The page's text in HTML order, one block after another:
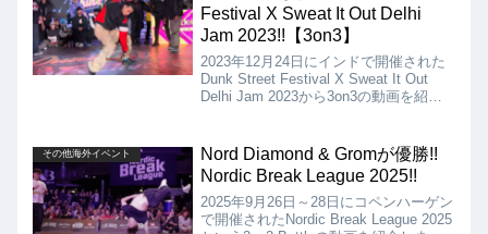
ました!!
Festival X Sweat It Out Delhi
Jam 2023!!【3on3】
2023年12月24日にインドで開催された
Dunk Street Festival X Sweat It Out
Delhi Jam 2023から3on3の動画を紹介
りました!!
その他海外イベント
Nord Diamond & Gromが優勝!!
Nordic Break League 2025!!
2025年9月26日～28日にコペンハーゲン
で開催されたNordic Break League 2025